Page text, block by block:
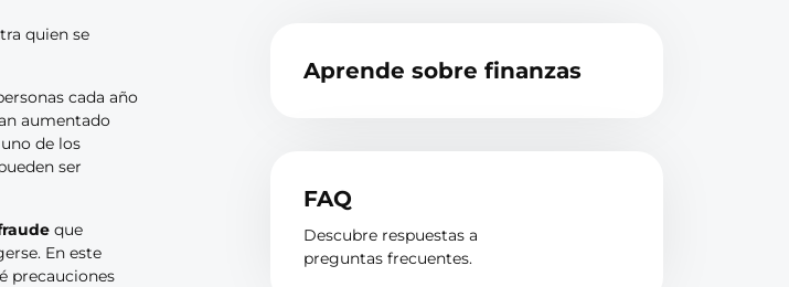
quien se
cada año
aumentado
de los
ser
que
En este
precauciones
Aprende sobre finanzas
FAQ
Descubre respuestas a
preguntas frecuentes.